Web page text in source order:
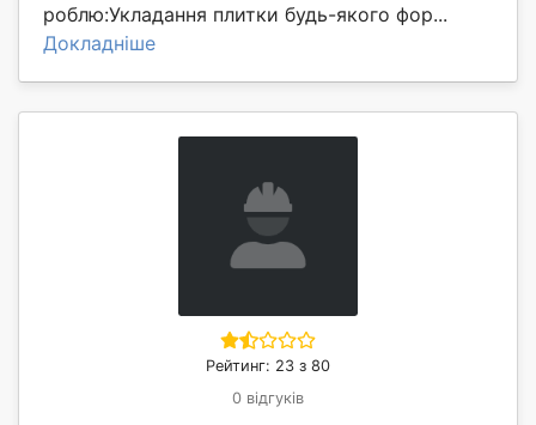
роблю: ​Укладання плитки будь-якого фор...
Докладніше
Рейтинг: 23 з 80
0 відгуків